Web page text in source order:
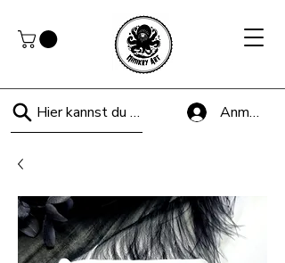
Hier kannst du suchen! Anmelden